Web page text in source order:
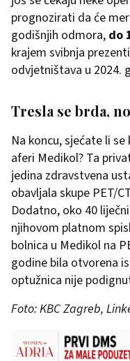
prognozirati da će
godišnjih odmora, do
krajem svibnja
odvjetništava u 2024.
Tresla se brda,
Na koncu, sjećate li
aferi Medikol? Ta
jedina zdravstvena
obavljala skupe PET/
Dodatno, oko 40
njihovom platnom
bolnica u Medikol na
godine bila otvorena
optužnica nije
Foto: KBC Zagreb,